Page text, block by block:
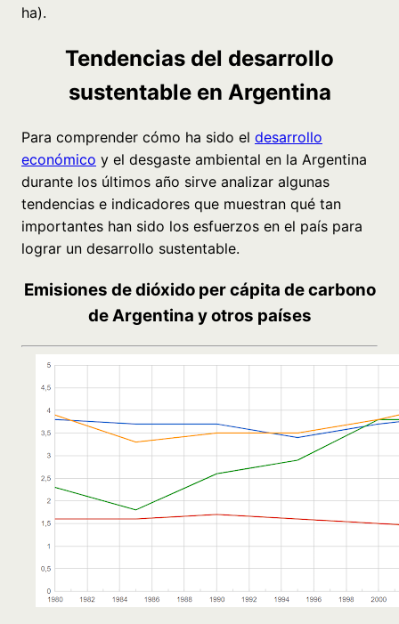
ha).
Tendencias del desarrollo
sustentable en Argentina
Para comprender cómo ha sido el desarrollo
económico y el desgaste ambiental en la Argentina
durante los últimos año sirve analizar algunas
tendencias e indicadores que muestran qué tan
importantes han sido los esfuerzos en el país para
lograr un desarrollo sustentable.
Emisiones de dióxido per cápita de carbono
de Argentina y otros países